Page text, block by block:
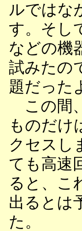
ルではな
す。そし
などの機
試みたの
題だった
この間
ものだけ
クセスし
ても高速
ると、こ
出るとは
た。